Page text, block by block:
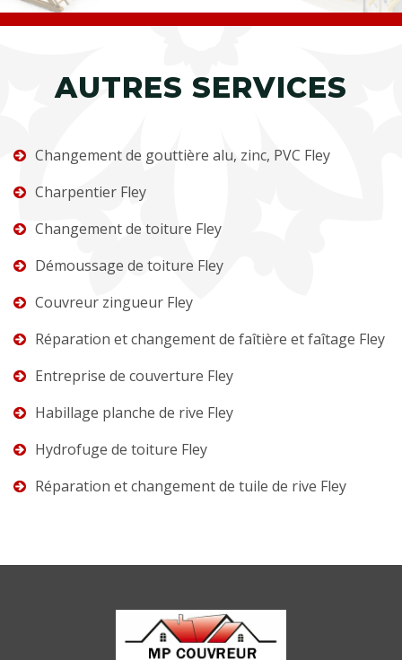
AUTRES SERVICES
Changement de gouttière alu, zinc, PVC Fley
Charpentier Fley
Changement de toiture Fley
Démoussage de toiture Fley
Couvreur zingueur Fley
Réparation et changement de faîtière et faîtage Fley
Entreprise de couverture Fley
Habillage planche de rive Fley
Hydrofuge de toiture Fley
Réparation et changement de tuile de rive Fley